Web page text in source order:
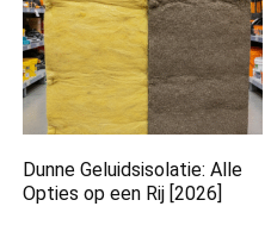
Dunne Geluidsisolatie: Alle
Opties op een Rij [2026]